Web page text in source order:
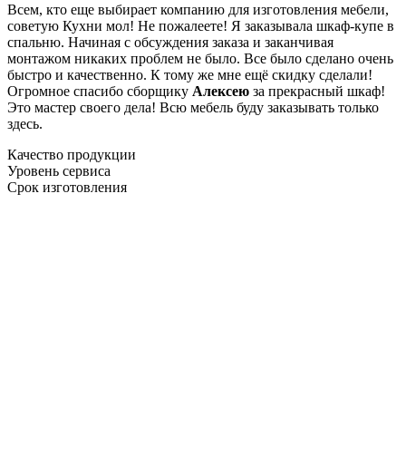
Всем, кто еще выбирает компанию для изготовления мебели,
советую Кухни мол! Не пожалеете! Я заказывала шкаф-купе в
спальню. Начиная с обсуждения заказа и заканчивая
монтажом никаких проблем не было. Все было сделано очень
быстро и качественно. К тому же мне ещё скидку сделали!
Огромное спасибо сборщику Алексею за прекрасный шкаф!
Это мастер своего дела! Всю мебель буду заказывать только
здесь.
Качество продукции
Уровень сервиса
Срок изготовления